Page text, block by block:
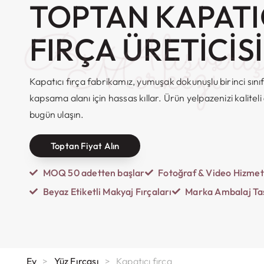
TOPTAN
FIRÇA ÜRETICISI
Bs Alışveriş
Merkezi
Kapatıcı fırça fabrikamız, yumuşak dokunuşlu birinci
kapsama alanı için hassas kıllar. Ürün yelpazenizi
bugün ulaşın.
Toptan Fiyat Alın
MOQ 50 adetten başlar
Fotoğraf & Video
Beyaz Etiketli Makyaj Fırçaları
Marka Ambalaj
Ev > Yüz Fırçası > Kapatıcı fırça